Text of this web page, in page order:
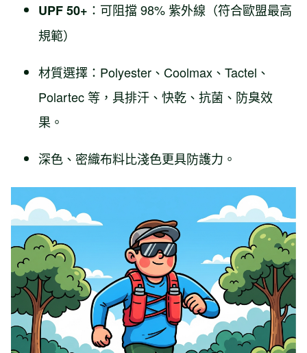
UPF 50+ ：可阻擋 98% 紫外線（符合歐盟最高
規範）
材質選擇：Polyester、Coolmax、Tactel、
Polartec 等，具排汗、快乾、抗菌、防臭效
果。
深色、密織布料比淺色更具防護力。